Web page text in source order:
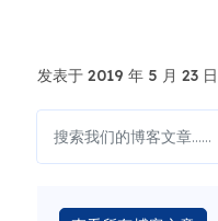
发表于 2019 年 5 月 23 日